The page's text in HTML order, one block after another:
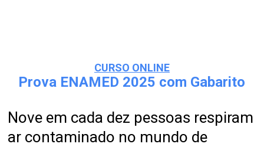
CURSO ONLINE
Prova ENAMED 2025 com Gabarito
Nove em cada dez pessoas respiram
ar contaminado no mundo de